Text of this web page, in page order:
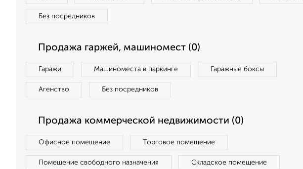
Без посредников
Продажа гаржей, машиномест (0)
Гаражи Машиноместа в паркинге Гаражные боксы
Агенство Без посредников
Продажа коммерческой недвижимости (0)
Офисное помещение Торговое помещение
Помещение свободного назначения Складское помещение